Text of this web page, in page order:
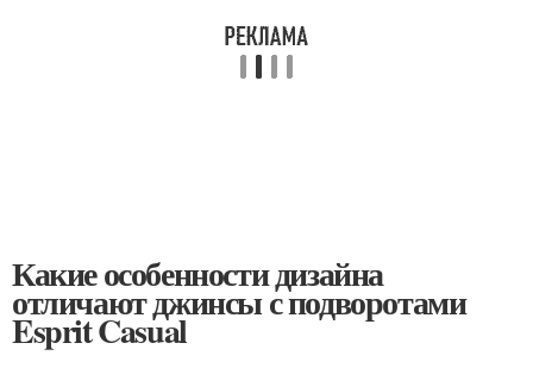
Какие особенности дизайна
отличают джинсы с подворотами
Esprit Casual